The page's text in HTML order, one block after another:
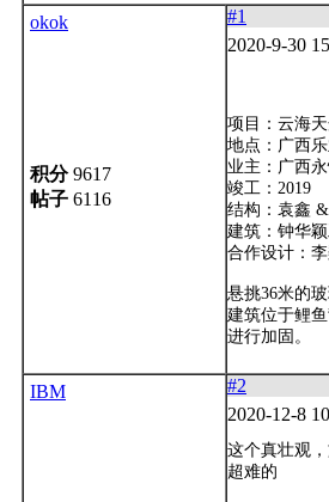
okok
积分9617
帖子 6116
#1
2020-9-30
项目：云海
地点：广西
业主：广西
竣工：2019
结构：袁鑫
建筑：钟华
合作设计：
悬挑36米的
建筑位于鲤
进行加固。
IBM
#2
2020-12-8
这个真壮观
超难的